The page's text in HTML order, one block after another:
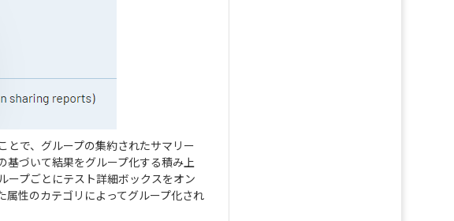
とで、グループの集約されたサマリー
基づいて結果をグループ化する積み上
ープごとにテスト詳細ボックスをオン
属性のカテゴリによってグループ化され